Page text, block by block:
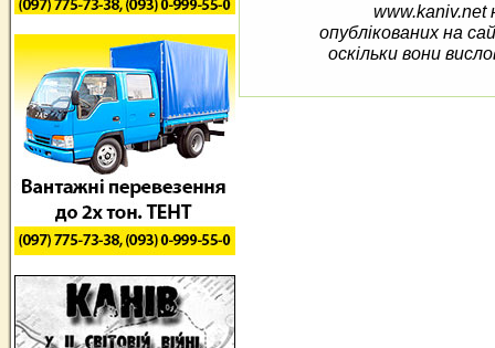
www.kaniv.net
опублікованих на
оскільки вони